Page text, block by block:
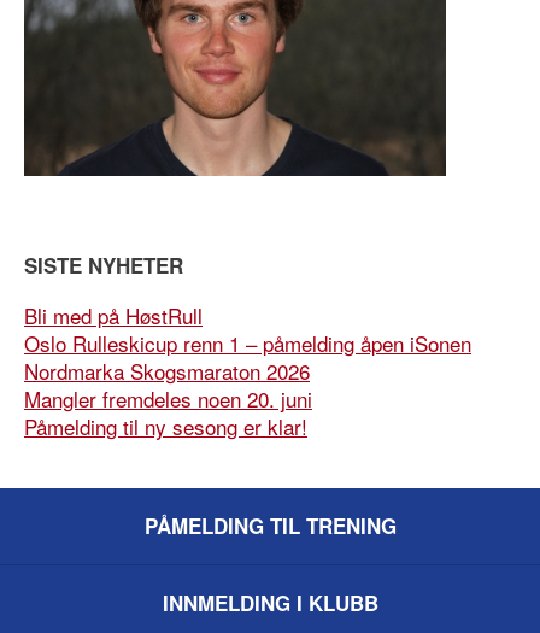
SISTE NYHETER
Bli med på HøstRull
Oslo Rulleskicup renn 1 – påmelding åpen iSonen
Nordmarka Skogsmaraton 2026
Mangler fremdeles noen 20. juni
Påmelding til ny sesong er klar!
PÅMELDING TIL TRENING
INNMELDING I KLUBB